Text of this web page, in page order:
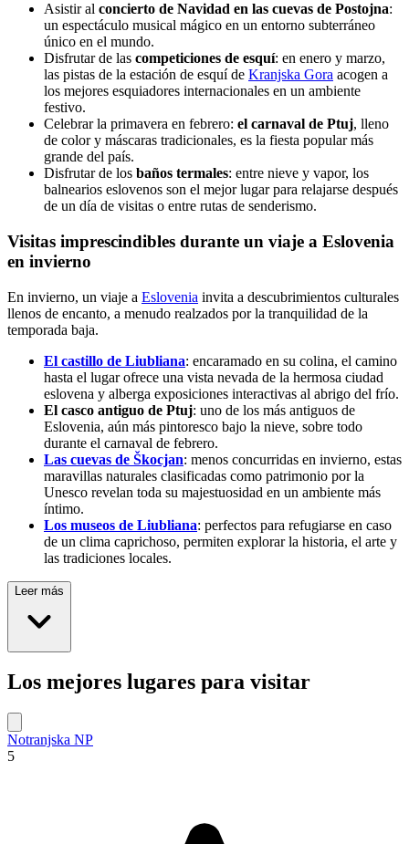
Asistir al concierto de Navidad en las cuevas de Postojna:
un espectáculo musical mágico en un entorno subterráneo
único en el mundo.
Disfrutar de las competiciones de esquí: en enero y marzo,
las pistas de la estación de esquí de Kranjska Gora acogen a
los mejores esquiadores internacionales en un ambiente
festivo.
Celebrar la primavera en febrero: el carnaval de Ptuj, lleno
de color y máscaras tradicionales, es la fiesta popular más
grande del país.
Disfrutar de los baños termales: entre nieve y vapor, los
balnearios eslovenos son el mejor lugar para relajarse después
de un día de visitas o entre rutas de senderismo.
Visitas imprescindibles durante un viaje a Eslovenia
en invierno
En invierno, un viaje a Eslovenia invita a descubrimientos culturales
llenos de encanto, a menudo realzados por la tranquilidad de la
temporada baja.
El castillo de Liubliana: encaramado en su colina, el camino
hasta el lugar ofrece una vista nevada de la hermosa ciudad
eslovena y alberga exposiciones interactivas al abrigo del frío.
El casco antiguo de Ptuj: uno de los más antiguos de
Eslovenia, aún más pintoresco bajo la nieve, sobre todo
durante el carnaval de febrero.
Las cuevas de Škocjan: menos concurridas en invierno, estas
maravillas naturales clasificadas como patrimonio por la
Unesco revelan toda su majestuosidad en un ambiente más
íntimo.
Los museos de Liubliana: perfectos para refugiarse en caso
de un clima caprichoso, permiten explorar la historia, el arte y
las tradiciones locales.
Leer más
Los mejores lugares para visitar
Notranjska NP
5